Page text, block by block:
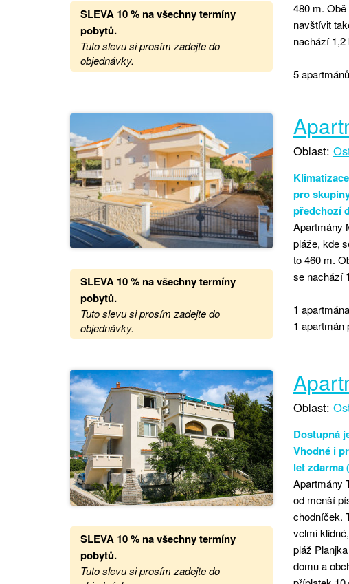
SLEVA 10 % na všechny termíny
pobytů.
Tuto slevu si prosím zadejte do
objednávky.
480 m.
navštívit
nachází
5
SLEVA 10 % na všechny termíny
pobytů.
Tuto slevu si prosím zadejte do
objednávky.
Oblast:
pro
předchozí
Apartmány
pláže, kde
to 460 m.
se nachází
1
1 apartmán
SLEVA 10 % na všechny termíny
pobytů.
Tuto slevu si prosím zadejte do
Oblast:
Dostupná
Vhodné i
let zdarma
Apartmány
od menší
chodníček.
velmi
pláž
domu a